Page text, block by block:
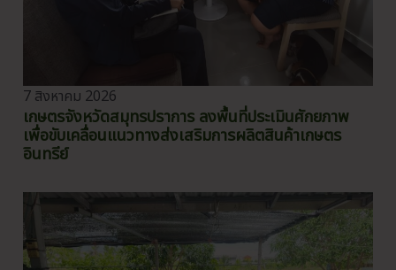
7 สิงหาคม 2026
เกษตรจังหวัดสมุทรปราการ ลงพื้นที่ประเมินศักยภาพ
เพื่อขับเคลื่อนแนวทางส่งเสริมการผลิตสินค้าเกษตร
อินทรีย์